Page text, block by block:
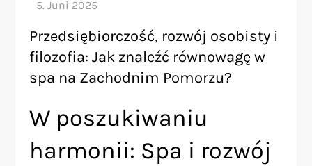
Przedsiębiorczość, rozwój osobisty i
filozofia: Jak znaleźć równowagę w
spa na Zachodnim Pomorzu?
W poszukiwaniu
harmonii: Spa i rozwój